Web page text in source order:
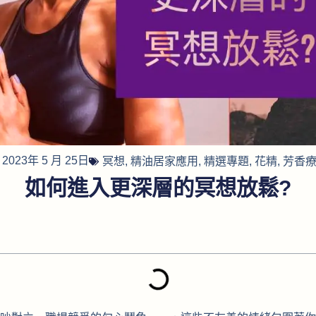
2023年 5 月 25日 冥想, 精油居家應用 , 精選專題, 花精, 芳香
如何進入更深層的冥想放鬆?